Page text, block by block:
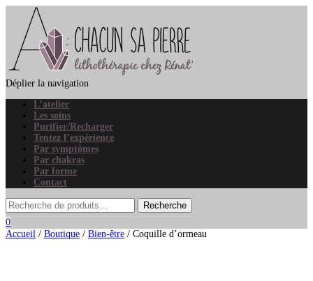
Déplier la navigation
L’atelier
Les soins
Purifier/Recharger
Tentez l’expérience
Par symptômes
Par chakras
Par forme
Contact
0
Accueil / Boutique / Bien-être / Coquille d’ormeau